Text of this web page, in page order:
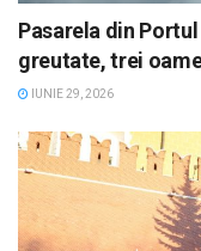
Pasarela din
greutate, trei
IUNIE 29, 2026